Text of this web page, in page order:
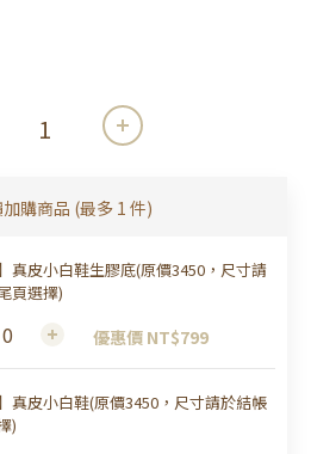
購商品 (最多 1 件)
真皮小白鞋生膠底(原價3450，尺寸請
頁選擇)
優惠價 NT$799
真皮小白鞋(原價3450，尺寸請於結帳
)